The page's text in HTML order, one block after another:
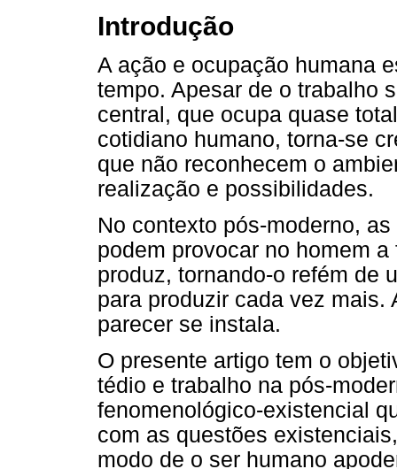
Introdução
A ação e ocupação humana
tempo. Apesar de o trabalho
central, que ocupa quase
cotidiano humano, torna-se
que não reconhecem o
realização e possibilidades.
No contexto pós-moderno,
podem provocar no homem
produz, tornando-o refém de
para produzir cada vez mais.
parecer se instala.
O presente artigo tem o
tédio e trabalho na pós-
fenomenológico-existencial
com as questões
modo de o ser humano